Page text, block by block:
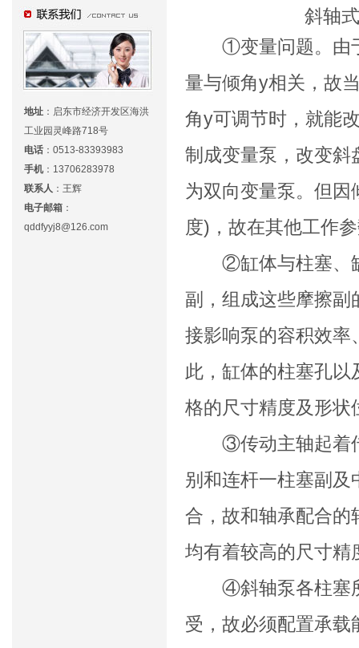
地址 ： 启东市经济开发区海洪
工业园灵峰路718号
电话 ： 0513-83393983
手机： 13706283978
联系人 ： 王辉
电子邮箱 ：
qddfyyj8@126.com
斜轴
①变量问题。由于
量与倾角y相关，故
角y可调节时，就能
制成变量泵，改变斜
为双向变量泵。但
度)，故在其他工作
②缸体与柱塞、缸
副，组成这些摩擦副
接影响泵的容积效率
此，缸体的柱塞孔
格的尺寸精度及形状
③传动主轴起着传
别和连杆一柱塞副及
合，故和轴承配合的
均有着较高的尺寸精
④斜轴泵各柱塞所
受，故必须配置承载